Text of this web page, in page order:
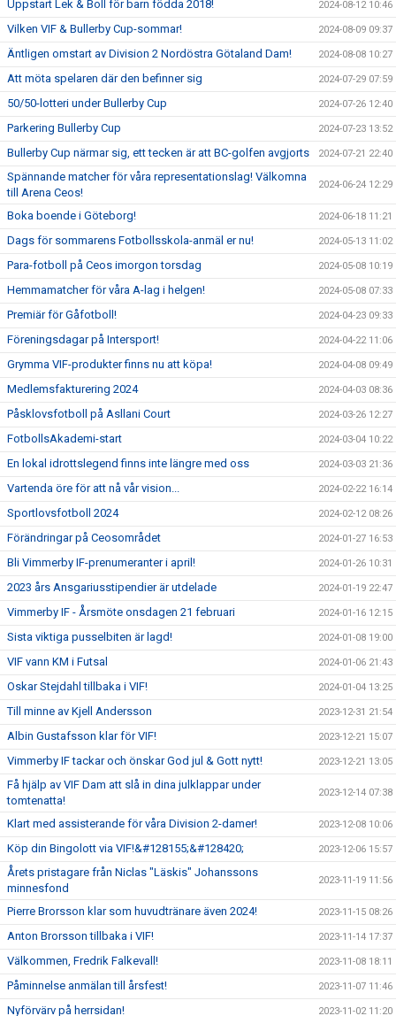
Uppstart Lek & Boll för barn födda 2018! 2024-08-12 10:46
Vilken VIF & Bullerby Cup-sommar! 2024-08-09 09:37
Äntligen omstart av Division 2 Nordöstra Götaland Dam! 2024-08-08 10:27
Att möta spelaren där den befinner sig 2024-07-29 07:59
50/50-lotteri under Bullerby Cup 2024-07-26 12:40
Parkering Bullerby Cup 2024-07-23 13:52
Bullerby Cup närmar sig, ett tecken är att BC-golfen avgjorts 2024-07-21 22:40
Spännande matcher för våra representationslag! Välkomna
till Arena Ceos!
2024-06-24 12:29
Boka boende i Göteborg! 2024-06-18 11:21
Dags för sommarens Fotbollsskola-anmäl er nu! 2024-05-13 11:02
Para-fotboll på Ceos imorgon torsdag 2024-05-08 10:19
Hemmamatcher för våra A-lag i helgen! 2024-05-08 07:33
Premiär för Gåfotboll! 2024-04-23 09:33
Föreningsdagar på Intersport! 2024-04-22 11:06
Grymma VIF-produkter finns nu att köpa! 2024-04-08 09:49
Medlemsfakturering 2024 2024-04-03 08:36
Påsklovsfotboll på Asllani Court 2024-03-26 12:27
FotbollsAkademi-start 2024-03-04 10:22
En lokal idrottslegend finns inte längre med oss 2024-03-03 21:36
Vartenda öre för att nå vår vision... 2024-02-22 16:14
Sportlovsfotboll 2024 2024-02-12 08:26
Förändringar på Ceosområdet 2024-01-27 16:53
Bli Vimmerby IF-prenumeranter i april! 2024-01-26 10:31
2023 års Ansgariusstipendier är utdelade 2024-01-19 22:47
Vimmerby IF - Årsmöte onsdagen 21 februari 2024-01-16 12:15
Sista viktiga pusselbiten är lagd! 2024-01-08 19:00
VIF vann KM i Futsal 2024-01-06 21:43
Oskar Stejdahl tillbaka i VIF! 2024-01-04 13:25
Till minne av Kjell Andersson 2023-12-31 21:54
Albin Gustafsson klar för VIF! 2023-12-21 15:07
Vimmerby IF tackar och önskar God jul & Gott nytt! 2023-12-21 13:05
Få hjälp av VIF Dam att slå in dina julklappar under
tomtenatta!
2023-12-14 07:38
Klart med assisterande för våra Division 2-damer! 2023-12-08 10:06
Köp din Bingolott via VIF!&#128155;&#128420; 2023-12-06 15:57
Årets pristagare från Niclas "Läskis" Johanssons
minnesfond
2023-11-19 11:56
Pierre Brorsson klar som huvudtränare även 2024! 2023-11-15 08:26
Anton Brorsson tillbaka i VIF! 2023-11-14 17:37
Välkommen, Fredrik Falkevall! 2023-11-08 18:11
Påminnelse anmälan till årsfest! 2023-11-07 11:46
Nyförvärv på herrsidan! 2023-11-02 11:20